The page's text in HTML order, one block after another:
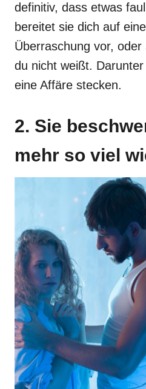
definitiv, dass etwas
bereitet sie dich auf
Überraschung vor,
du nicht weißt.
eine Affäre stecken.
2. Sie
mehr so viel